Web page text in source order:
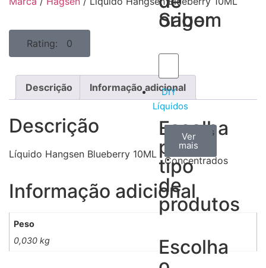
Sabor
origem
DIY
Líquidos
Escolha
por
tipo
de
produtos
Aromas
Concentrados
Ver
todos
Bases
Ver
mais
Accesorios
Ver
mais
Escolha
Rating: 0
Descrição Informação adicional
Descrição
Líquido Hangsen Blueberry 10ML
Informação adicional
Peso
0,030 kg